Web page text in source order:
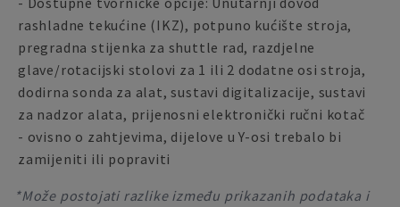
rashladne tekućine (IKZ), potpuno kućište stroja,
pregradna stijenka za shuttle rad, razdjelne
glave/rotacijski stolovi za 1 ili 2 dodatne osi stroja,
dodirna sonda za alat, sustavi digitalizacije, sustavi
za nadzor alata, prijenosni elektronički ručni kotač
- ovisno o zahtjevima, dijelove u Y-osi trebalo bi
zamijeniti ili popraviti
*Može postojati razlike između prikazanih podataka i